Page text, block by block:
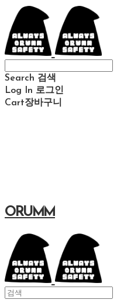
Search 검색
Log In 로그인
Cart장바구니
ORUMM